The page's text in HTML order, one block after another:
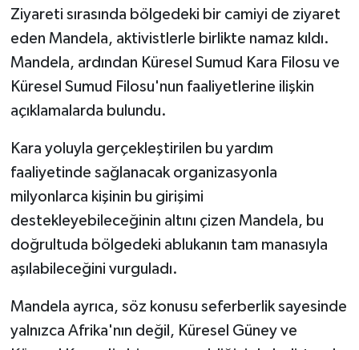
Ziyareti sırasında bölgedeki bir camiyi de ziyaret
eden Mandela, aktivistlerle birlikte namaz kıldı.
Mandela, ardından Küresel Sumud Kara Filosu ve
Küresel Sumud Filosu'nun faaliyetlerine ilişkin
açıklamalarda bulundu.
Kara yoluyla gerçekleştirilen bu yardım
faaliyetinde sağlanacak organizasyonla
milyonlarca kişinin bu girişimi
destekleyebileceğinin altını çizen Mandela, bu
doğrultuda bölgedeki ablukanın tam manasıyla
aşılabileceğini vurguladı.
Mandela ayrıca, söz konusu seferberlik sayesinde
yalnızca Afrika'nın değil, Küresel Güney ve